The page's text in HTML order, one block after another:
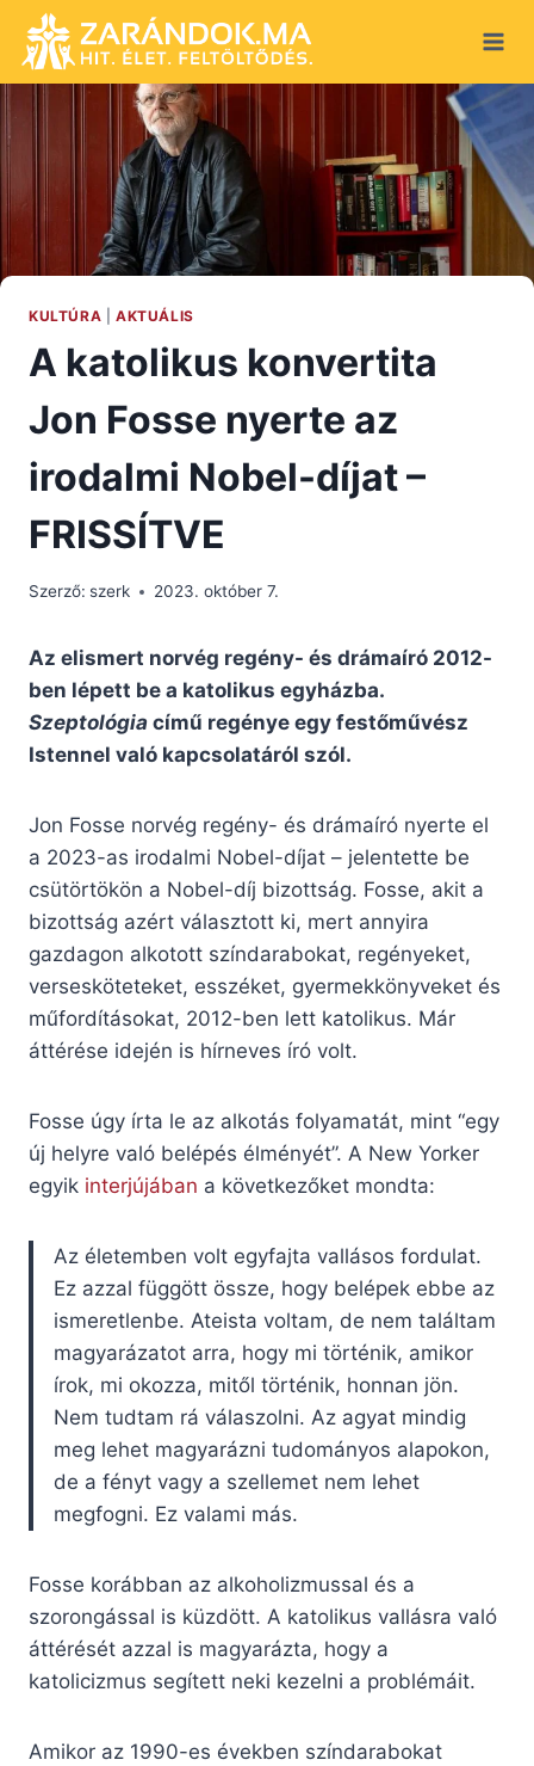
content
KULTÚRA AKTUÁLIS
A katolikus konvertita
Jon Fosse nyerte az
irodalmi Nobel-díjat –
FRISSÍTVE
Szerző: szerk 2023. október 7.
Az elismert norvég regény- és drámaíró 2012-
ben lépett be a katolikus egyházba.
Szeptológia című regénye egy festőművész
Istennel való kapcsolatáról szól.
Jon Fosse norvég regény- és drámaíró nyerte el
a 2023-as irodalmi Nobel-díjat – jelentette be
csütörtökön a Nobel-díj bizottság. Fosse, akit a
bizottság azért választott ki, mert annyira
gazdagon alkotott színdarabokat, regényeket,
versesköteteket, esszéket, gyermekkönyveket és
műfordításokat, 2012-ben lett katolikus. Már
áttérése idején is hírneves író volt.
Fosse úgy írta le az alkotás folyamatát, mint “egy
új helyre való belépés élményét”. A New Yorker
egyik interjújában a következőket mondta:
Az életemben volt egyfajta vallásos fordulat.
Ez azzal függött össze, hogy belépek ebbe az
ismeretlenbe. Ateista voltam, de nem találtam
magyarázatot arra, hogy mi történik, amikor
írok, mi okozza, mitől történik, honnan jön.
Nem tudtam rá válaszolni. Az agyat mindig
meg lehet magyarázni tudományos alapokon,
de a fényt vagy a szellemet nem lehet
megfogni. Ez valami más.
Fosse korábban az alkoholizmussal és a
szorongással is küzdött. A katolikus vallásra való
áttérését azzal is magyarázta, hogy a
katolicizmus segített neki kezelni a problémáit.
Amikor az 1990-es években színdarabokat